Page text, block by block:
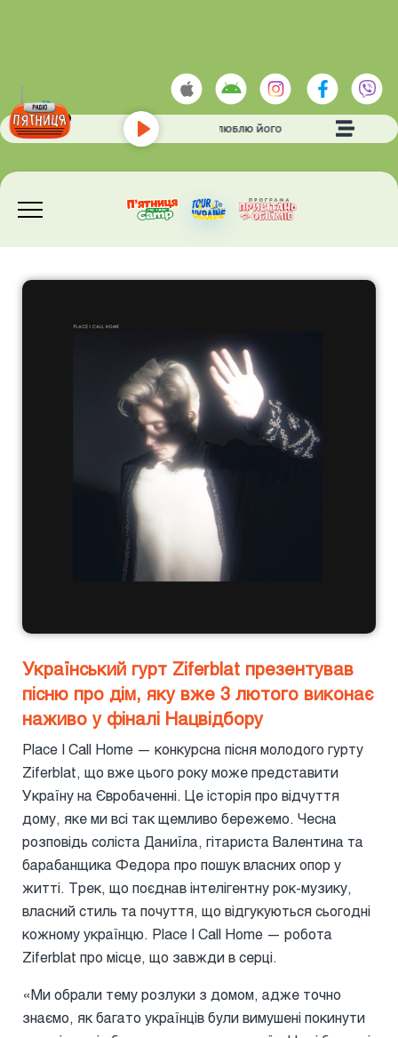
Play
КАРОЛЬ ТІНА - ЛЮБЛЮ ЙОГО
Український гурт Ziferblat презентував
пісню про дім, яку вже 3 лютого виконає
наживо у фіналі Нацвідбору
Place I Call Home — конкурсна пісня молодого гурту
Ziferblat, що вже цього року може представити
Україну на Євробаченні. Це історія про відчуття
дому, яке ми всі так щемливо бережемо. Чесна
розповідь соліста Даниїла, гітариста Валентина та
барабанщика Федора про пошук власних опор у
житті. Трек, що поєднав інтелігентну рок-музику,
власний стиль та почуття, що відгукуються сьогодні
кожному українцю. Place I Call Home — робота
Ziferblat про місце, що завжди в серці.
«Ми обрали тему розлуки з домом, адже точно
знаємо, як багато українців були вимушені покинути